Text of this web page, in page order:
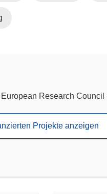
Research Council
Projekte anzeigen